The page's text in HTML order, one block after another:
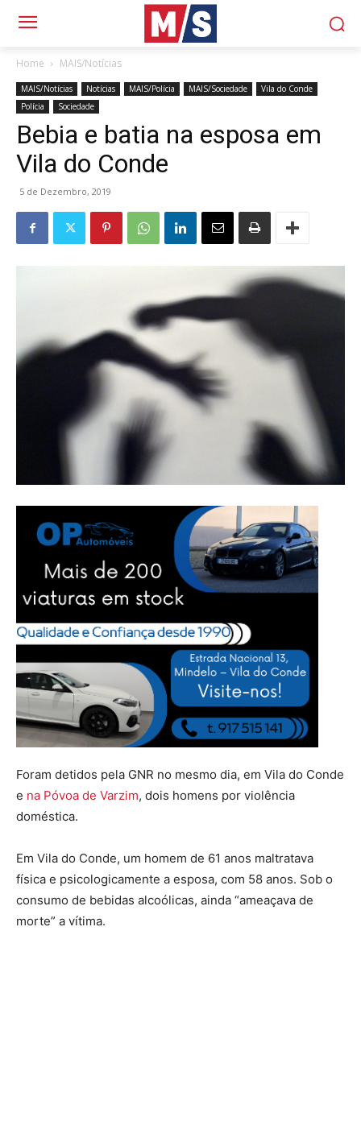
Home MAIS/Notícias
MAIS/Notícias Notícias MAIS/Polícia MAIS/Sociedade
Vila do Conde
Polícia
Sociedade
Bebia e batia na esposa em
Vila do Conde
5 de Dezembro, 2019
Foram detidos pela GNR no mesmo dia, em Vila do Conde
e na Póvoa de Varzim, dois homens por violência
doméstica.
Em Vila do Conde, um homem de 61 anos maltratava
física e psicologicamente a esposa, com 58 anos. Sob o
consumo de bebidas alcoólicas, ainda “ameaçava de
morte” a vítima.